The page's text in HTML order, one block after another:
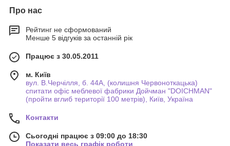
Про нас
Рейтинг не сформований
Менше 5 відгуків за останній рік
Працює з 30.05.2011
м. Київ
вул. В.Черчілля, б. 44А, (колишня Червоноткацька)
спитати офіс меблевої фабрики Дойчман "DOICHMAN"
(пройти вглиб території 100 метрів), Київ, Україна
Контакти
Сьогодні працює з 09:00 до 18:30
Показати весь графік роботи